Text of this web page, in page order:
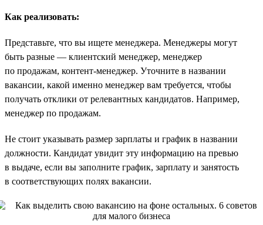
Как реализовать:
Представьте, что вы ищете менеджера. Менеджеры могут
быть разные — клиентский менеджер, менеджер
по продажам, контент-менеджер. Уточните в названии
вакансии, какой именно менеджер вам требуется, чтобы
получать отклики от релевантных кандидатов. Например,
менеджер по продажам.
Не стоит указывать размер зарплаты и график в названии
должности. Кандидат увидит эту информацию на превью
в выдаче, если вы заполните график, зарплату и занятость
в соответствующих полях вакансии.